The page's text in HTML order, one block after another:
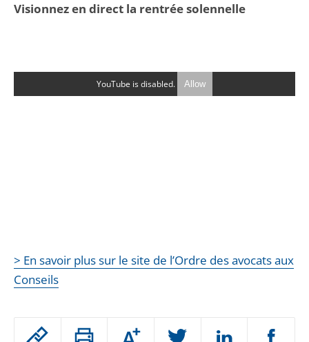
Passer
Visionnez en direct la rentrée solennelle
YouTube is disabled. Allow
> En savoir plus sur le site de l’Ordre des avocats aux
Conseils